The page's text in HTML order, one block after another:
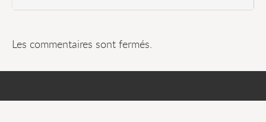
Les commentaires sont fermés.